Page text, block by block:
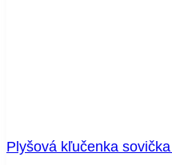
Plyšová kľučenka